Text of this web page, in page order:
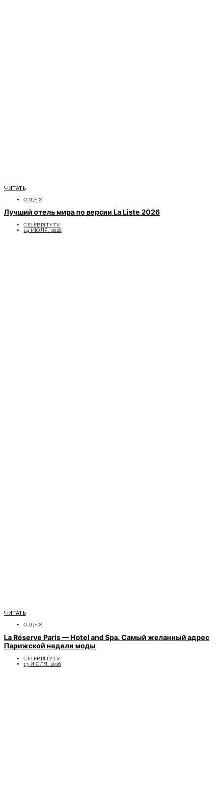
ЧИТАТЬ
ОТДЫХ
Лучший отель мира по версии La Liste 2026
CELEBRITYTV
14 ИЮЛЯ, 2026
ЧИТАТЬ
ОТДЫХ
La Réserve Paris — Hotel and Spa. Самый желанный адрес
Парижской недели моды
CELEBRITYTV
13 ИЮЛЯ, 2026